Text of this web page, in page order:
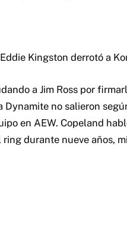
Kingston derrotó a
a Jim Ross por
Dynamite no salieron
en AEW. Copeland
durante nueve años,